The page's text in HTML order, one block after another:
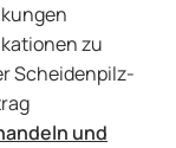
zu
Scheidenpilz-
und